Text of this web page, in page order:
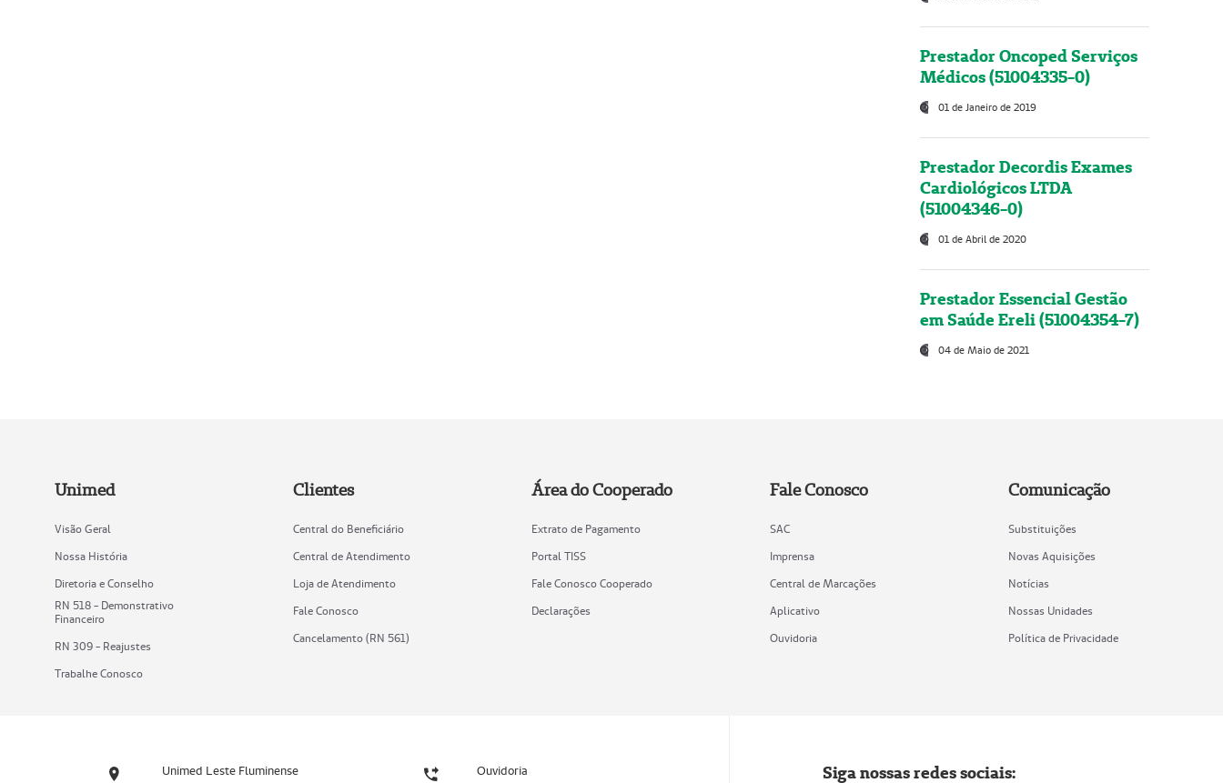
Prestador Oncoped Serviços
Médicos (51004335-0)
01 de Janeiro de 2019
Prestador Decordis Exames
Cardiológicos LTDA
(51004346-0)
01 de Abril de 2020
Prestador Essencial Gestão
em Saúde Ereli (51004354-7)
04 de Maio de 2021
Unimed
Visão Geral
Nossa História
Diretoria e Conselho
RN 518 - Demonstrativo
Financeiro
RN 309 - Reajustes
Trabalhe Conosco
Clientes
Central do Beneficiário
Central de Atendimento
Loja de Atendimento
Fale Conosco
Cancelamento (RN 561)
Área do Cooperado
Extrato de Pagamento
Portal TISS
Fale Conosco Cooperado
Declarações
Fale Conosco
SAC
Imprensa
Central de Marcações
Aplicativo
Ouvidoria
Comunicação
Substituições
Novas Aquisições
Notícias
Nossas Unidades
Política de Privacidade
Unimed Leste Fluminense Ouvidoria Siga nossas redes sociais: